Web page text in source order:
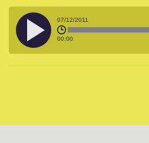
07/12/2011
00:00